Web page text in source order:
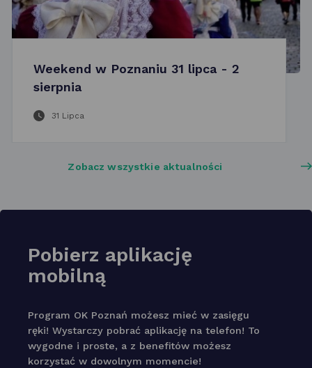
Weekend w Poznaniu 31 lipca - 2
sierpnia
31 Lipca
Zobacz wszystkie aktualności
Pobierz aplikację
mobilną
Program OK Poznań możesz mieć w zasięgu
ręki! Wystarczy pobrać aplikację na telefon! To
wygodne i proste, a z benefitów możesz
korzystać w dowolnym momencie!